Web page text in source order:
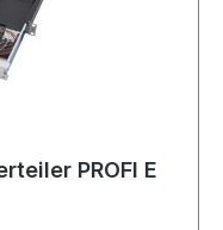
PROFI E